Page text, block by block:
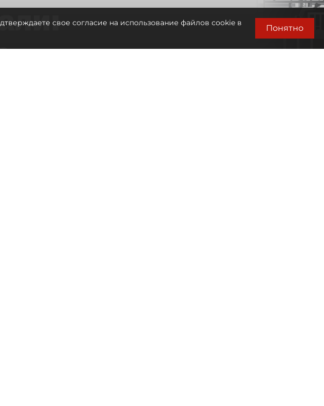
свое согласие на использование файлов cookie в
Понятно